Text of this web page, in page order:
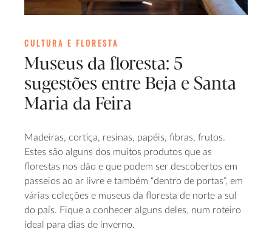
CULTURA E FLORESTA
Museus da floresta: 5
sugestões entre Beja e Santa
Maria da Feira
Madeiras, cortiça, resinas, papéis, fibras, frutos.
Estes são alguns dos muitos produtos que as
florestas nos dão e que podem ser descobertos em
passeios ao ar livre e também “dentro de portas”, em
várias coleções e museus da floresta de norte a sul
do país. Fique a conhecer alguns deles, num roteiro
ideal para dias de inverno.